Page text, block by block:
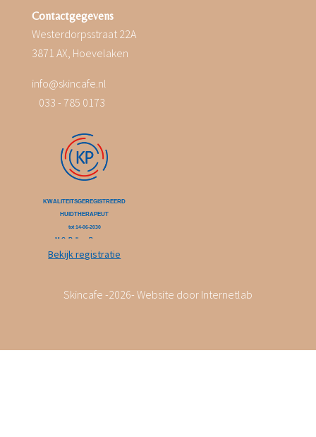
Contactgegevens
Westerdorpsstraat 22A
3871 AX, Hoevelaken
info@skincafe.nl
033 - 785 0173
Bekijk registratie
Skincafe -2026- Website door Internetlab